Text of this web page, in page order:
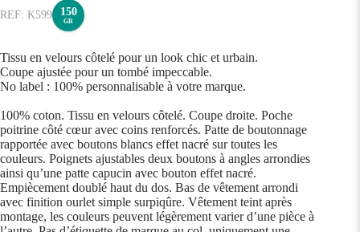
K599 150
GR
Tissu en velours côtelé pour un look chic et urbain.
Coupe ajustée pour un tombé impeccable.
No label : 100% personnalisable à votre marque.
100% coton. Tissu en velours côtelé. Coupe droite. Poche
poitrine côté cœur avec coins renforcés. Patte de boutonnage
rapportée avec boutons blancs effet nacré sur toutes les
couleurs. Poignets ajustables deux boutons à angles arrondies
ainsi qu’une patte capucin avec bouton effet nacré.
Empiècement doublé haut du dos. Bas de vêtement arrondi
avec finition ourlet simple surpiqûre. Vêtement teint après
montage, les couleurs peuvent légèrement varier d’une pièce à